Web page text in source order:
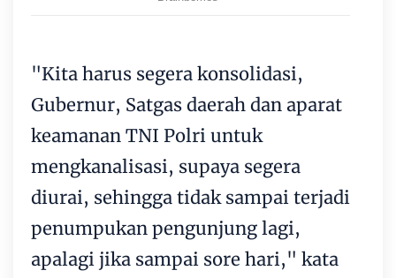
"Kita harus segera konsolidasi,
Gubernur, Satgas daerah dan aparat
keamanan TNI Polri untuk
mengkanalisasi, supaya segera
diurai, sehingga tidak sampai terjadi
penumpukan pengunjung lagi,
apalagi jika sampai sore hari," kata